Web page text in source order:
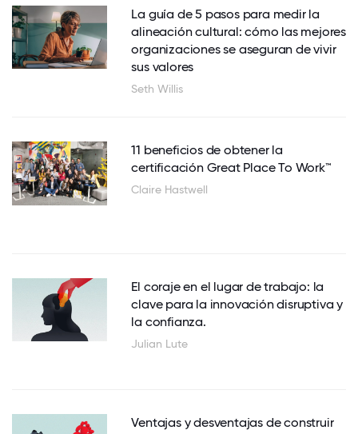
La guía de 5 pasos para medir la
alineación cultural: cómo las mejores
organizaciones se aseguran de vivir
sus valores
Seth Willis
11 beneficios de obtener la
certificación Great Place To Work™
Claire Hastwell
El coraje en el lugar de trabajo: la
clave para la innovación disruptiva y
la confianza.
Julian Lute
Ventajas y desventajas de construir